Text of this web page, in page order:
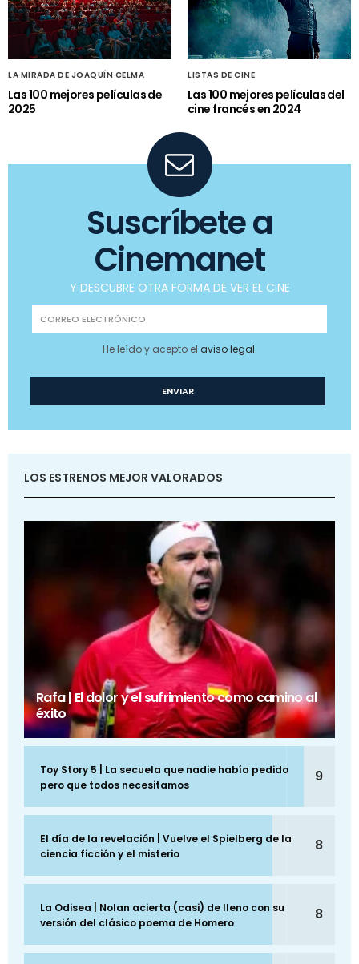
LA MIRADA DE JOAQUÍN CELMA
Las 100 mejores películas de
2025
LISTAS DE CINE
Las 100 mejores películas del
cine francés en 2024
Suscríbete a
Cinemanet
Y DESCUBRE OTRA FORMA DE VER EL CINE
He leído y acepto el aviso legal.
LOS ESTRENOS MEJOR VALORADOS
Rafa | El dolor y el sufrimiento como camino al
éxito
Toy Story 5 | La secuela que nadie había pedido
pero que todos necesitamos
9
El día de la revelación | Vuelve el Spielberg de la
ciencia ficción y el misterio
8
La Odisea | Nolan acierta (casi) de lleno con su
versión del clásico poema de Homero
8